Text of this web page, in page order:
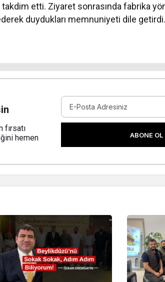
etti. Ziyaret sonrasında fabrika
duydukları memnuniyeti dile getirdi.
fırsatı
hemen
ABONE OL